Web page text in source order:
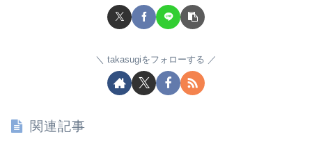
takasugiをフォローする
関連記事